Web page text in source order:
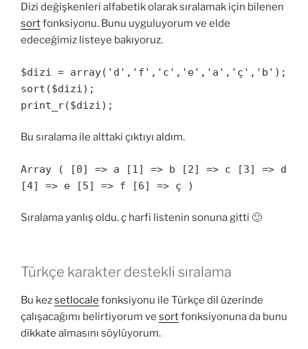
Dizi değişkenleri alfabetik olarak sıralamak için bilenen
sortfonksiyonu. Bunu uyguluyorum ve elde
edeceğimiz listeye bakıyoruz.
$dizi = array('d','f','c','e','a','ç','b');
sort($dizi);
print_r($dizi);
Bu sıralama ile alttaki çıktıyı aldım.
Array ( [0] => a [1] => b [2] => c [3] => d
[4] => e [5] => f [6] => ç )
Sıralama yanlış oldu.ç harfi listenin sonuna gitti 🙂
Türkçe karakter destekli sıralama
Bu kezsetlocale fonksiyonu ile Türkçe dil üzerinde
çalışacağımı belirtiyorum ve sortfonksiyonuna da bunu
dikkate almasını söylüyorum.